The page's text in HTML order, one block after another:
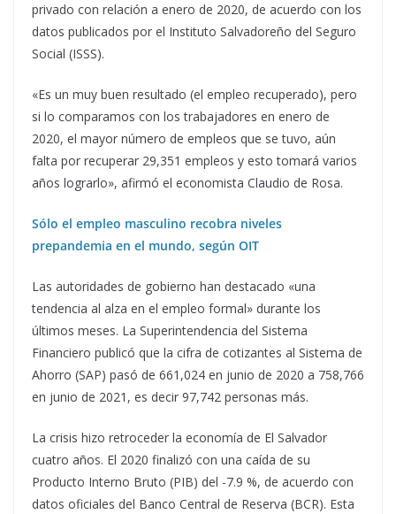
privado con relación a enero de 2020, de acuerdo con los
datos publicados por el Instituto Salvadoreño del Seguro
Social (ISSS).
«Es un muy buen resultado (el empleo recuperado), pero
si lo comparamos con los trabajadores en enero de
2020, el mayor número de empleos que se tuvo, aún
falta por recuperar 29,351 empleos y esto tomará varios
años lograrlo», afirmó el economista Claudio de Rosa.
Sólo el empleo masculino recobra niveles
prepandemia en el mundo, según OIT
Las autoridades de gobierno han destacado «una
tendencia al alza en el empleo formal» durante los
últimos meses. La Superintendencia del Sistema
Financiero publicó que la cifra de cotizantes al Sistema de
Ahorro (SAP) pasó de 661,024 en junio de 2020 a 758,766
en junio de 2021, es decir 97,742 personas más.
La crisis hizo retroceder la economía de El Salvador
cuatro años. El 2020 finalizó con una caída de su
Producto Interno Bruto (PIB) del -7.9 %, de acuerdo con
datos oficiales del Banco Central de Reserva (BCR). Esta